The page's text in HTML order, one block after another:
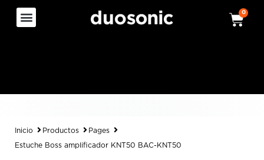
0
Inicio Productos Pages
Estuche Boss amplificador KNT50 BAC-KNT50